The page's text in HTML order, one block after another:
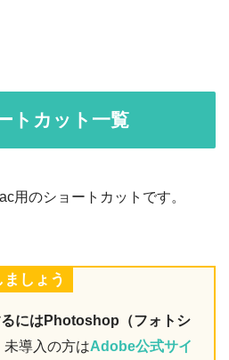
トカット一覧
用のショートカットです。
しょう
にはPhotoshop（フォトシ
未導入の方はAdobe公式サイ